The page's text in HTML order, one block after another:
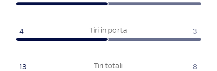
Tiri in porta
4 3
Tiri totali
13 8